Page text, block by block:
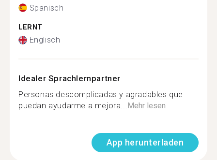
Spanisch
LERNT
Englisch
Idealer Sprachlernpartner
Personas descomplicadas y agradables que
puedan ayudarme a mejora...Mehr lesen
App herunterladen